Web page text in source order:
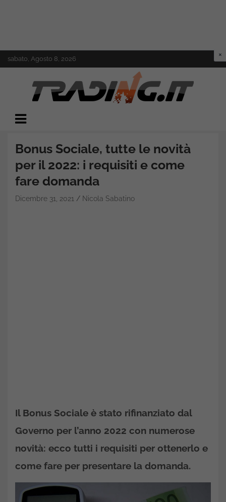
to
sabato, Agosto 8, 2026
Trading.it
Bonus Sociale, tutte le novità
per il 2022: i requisiti e come
fare domanda
Dicembre 31, 2021 Nicola Sabatino
Il Bonus Sociale è stato rifinanziato dal
Governo per l’anno 2022 con numerose
novità: ecco tutti i requisiti per ottenerlo e
come fare per presentare la domanda.